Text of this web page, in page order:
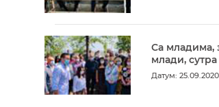
Са младима,
млади,
Датум: 25.09.2020